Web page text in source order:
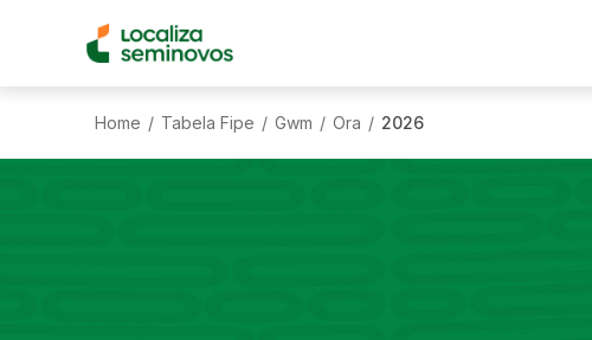
Home / Tabela Fipe / Gwm / Ora / 2026